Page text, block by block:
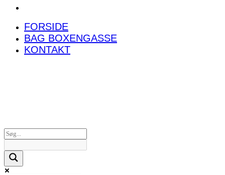
FORSIDE
BAG BOXENGASSE
KONTAKT